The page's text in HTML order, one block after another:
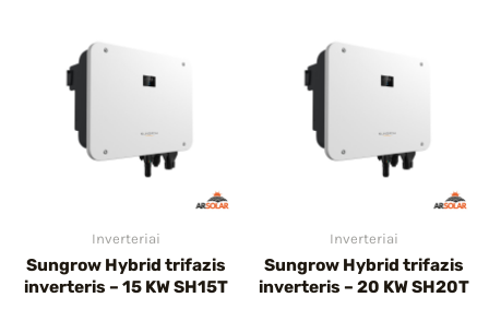
Inverteriai
Sungrow Hybrid trifazis
inverteris – 15 KW SH15T
Inverteriai
Sungrow Hybrid trifazis
inverteris – 20 KW SH20T